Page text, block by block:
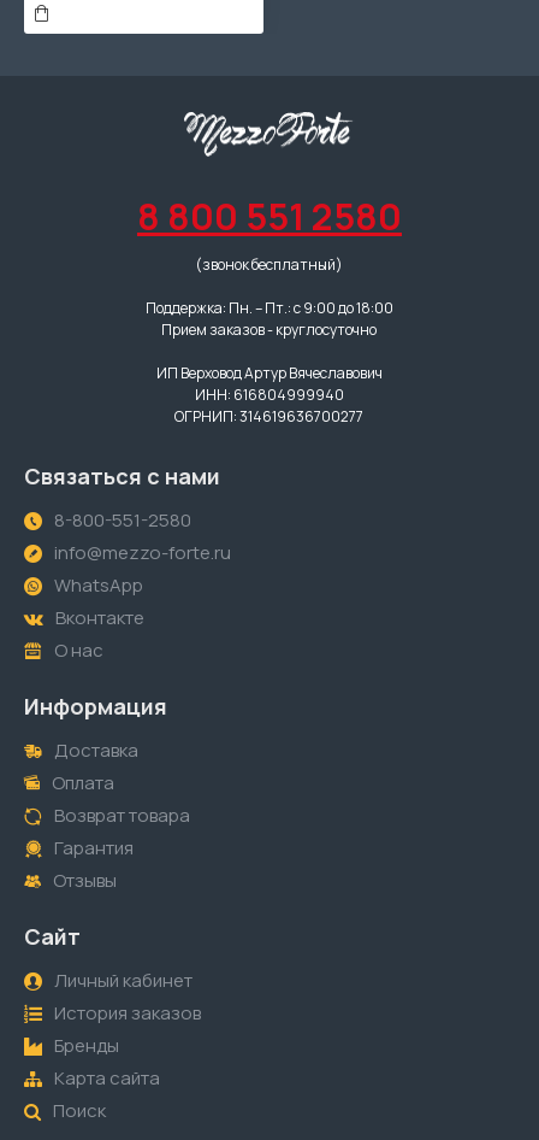
8 800 551 2580
(звонок бесплатный)
Поддержка: Пн. – Пт.: с 9:00 до 18:00
Прием заказов - круглосуточно
ИП Верховод Артур Вячеславович
ИНН: 616804999940
ОГРНИП: 314619636700277
Связаться с нами
8-800-551-2580
info@mezzo-forte.ru
WhatsApp
Вконтакте
О нас
Информация
Доставка
Оплата
Возврат товара
Гарантия
Отзывы
Сайт
Личный кабинет
История заказов
Бренды
Карта сайта
Поиск